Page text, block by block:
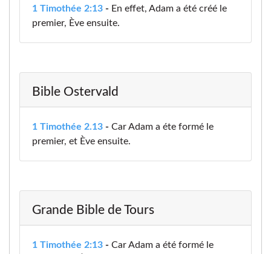
1 Timothée 2:13 - En effet, Adam a été créé le
premier, Ève ensuite.
Bible Ostervald
1 Timothée 2.13 - Car Adam a éte formé le
premier, et Ève ensuite.
Grande Bible de Tours
1 Timothée 2:13 - Car Adam a été formé le